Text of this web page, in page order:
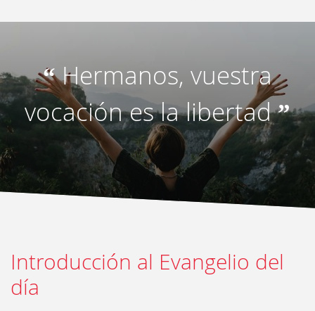
“Hermanos, vuestra
vocación es la libertad”
Introducción al Evangelio del
día